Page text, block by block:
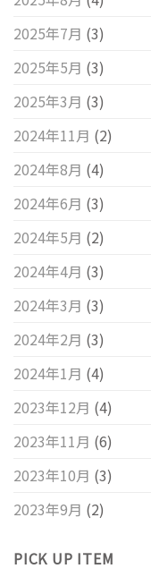
2025年7月 (3)
2025年5月 (3)
2025年3月 (3)
2024年11月 (2)
2024年8月 (4)
2024年6月 (3)
2024年5月 (2)
2024年4月 (3)
2024年3月 (3)
2024年2月 (3)
2024年1月 (4)
2023年12月 (4)
2023年11月 (6)
2023年10月 (3)
2023年9月 (2)
PICK UP ITEM